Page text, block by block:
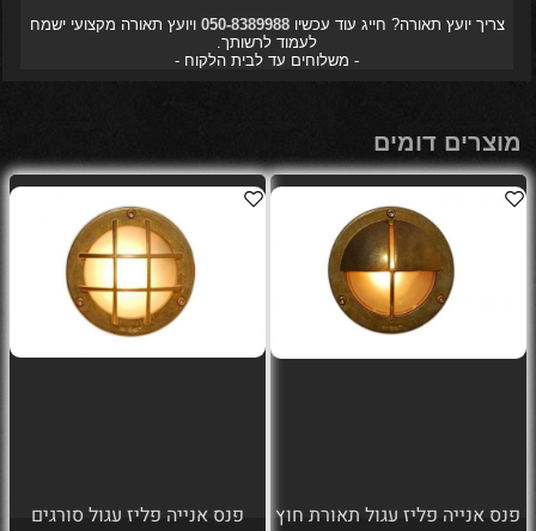
צריך יועץ תאורה? חייג עוד עכשיו050-8389988 ויועץ תאורה מקצועי ישמח
לעמוד לרשותך.
- משלוחים עד לבית הלקוח -
מוצרים דומים
פנס אנייה פליז עגול תאורת חוץ
פנס אנייה פליז עגול סורגים